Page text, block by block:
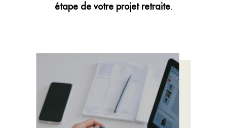
étape de votre projet retraite.